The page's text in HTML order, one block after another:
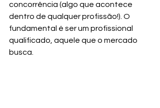
concorrência (algo que acontece
dentro de qualquer profissão!). O
fundamental é ser um profissional
qualificado, aquele que o mercado
busca.